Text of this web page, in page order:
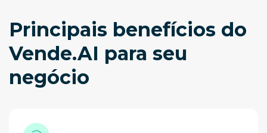
Principais benefícios do
Vende.AI para seu
negócio